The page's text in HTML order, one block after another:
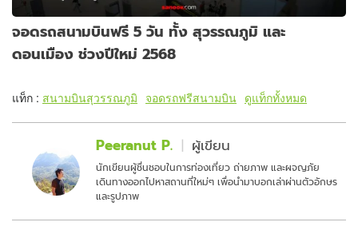
จอดรถสนามบินฟรี 5 วัน ทั้ง สุวรรณภูมิ และ
ดอนเมือง ช่วงปีใหม่ 2568
แท็ก : สนามบินสุวรรณภูมิ จอดรถฟรีสนามบิน ดูแท็กทั้งหมด
Peeranut P. ผู้เขียน
นักเขียนผู้ชื่นชอบในการท่องเที่ยว ถ่ายภาพ และผจญภัย
เดินทางออกไปหาสถานที่ใหม่ๆ เพื่อนำมาบอกเล่าผ่านตัวอักษร
และรูปภาพ